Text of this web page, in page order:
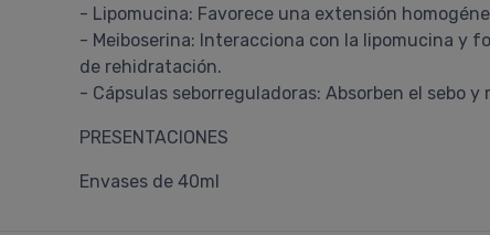
- Lipomucina: Favorece una extensión
- Meiboserina: Interacciona con la lipomucina y
de rehidratación.
- Cápsulas seborreguladoras: Absorben el sebo
PRESENTACIONES
Envases de 40ml